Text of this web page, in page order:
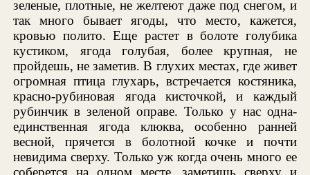
зеленые, плотные, не желтеют даже под снегом, и
так много бывает ягоды, что место, кажется,
кровью полито. Еще растет в болоте голубика
кустиком, ягода голубая, более крупная, не
пройдешь, не заметив. В глухих местах, где живет
огромная птица глухарь, встречается костяника,
красно-рубиновая ягода кисточкой, и каждый
рубинчик в зеленой оправе. Только у нас одна-
единственная ягода клюква, особенно ранней
весной, прячется в болотной кочке и почти
невидима сверху. Только уж когда очень много ее
соберется на одном месте, заметишь сверху и